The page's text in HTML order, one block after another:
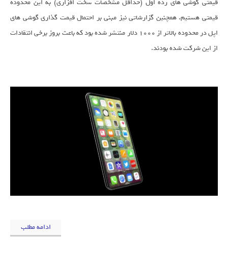
قیمتی گوشی های رده اول (حداقل مشخصات سخت افزاری) به این محدوده
قیمتی هستیم. همچنین گزارشاتی نیز مبنی بر احتمال قیمت گذاری گوشی های
اپل در محدوده بالاتر از 1000 دلار منتشر شده بود که باعث بروز برخی انتقادات
از این شرکت شده بودند.
ادامه مطلب